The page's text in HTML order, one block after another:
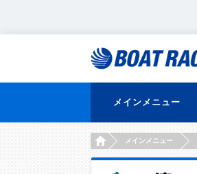
メインメニュー
HOMEメインメニュー